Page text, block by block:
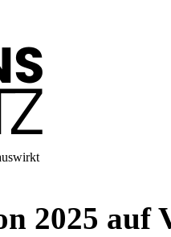
2025